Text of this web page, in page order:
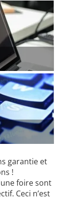
garantie et
!
foire sont
Ceci n’est